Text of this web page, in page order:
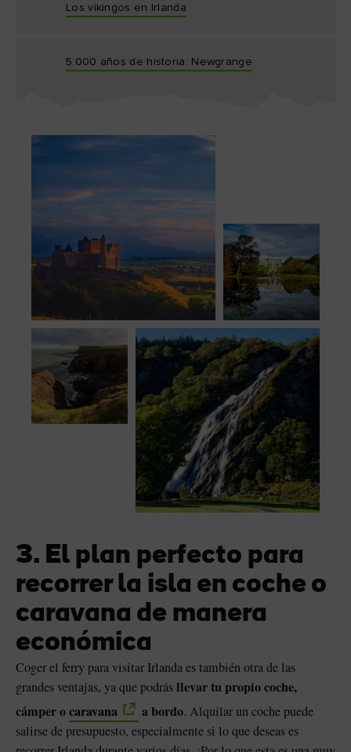
Los vikingos en Irlanda
5.000 años de historia: Newgrange
3. El plan perfecto para
recorrer la isla en coche o
caravana de manera
económica
Coger el ferry para visitar Irlanda es también otra de las
grandes ventajas, ya que podrásllevar tu propio coche,
cámper ocaravana a bordo. Alquilar un coche puede
salirse de presupuesto, especialmente si lo que deseas es